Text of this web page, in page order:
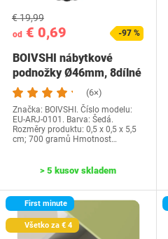
od € 0,69
€ 19,99
-97 %
BOIVSHI nábytkové
podnožky Ø46mm, 8dílné
podnožky do…
(6×)
Značka: BOIVSHI. Číslo modelu:
EU-ARJ-0101. Barva: Šedá.
Rozměry produktu: 0,5 x 0,5 x 5,5
cm; 700 gramů Hmotnost…
> 5 kusov skladem
First minute
Všetko za € 4